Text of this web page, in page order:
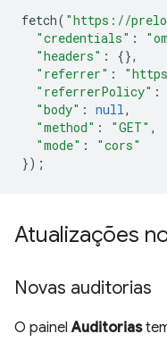
fetch( "https://
"credentials" :
"headers" :
{},
"referrer" :
"referrerPolicy" :
"body" : null,
"method" : "GET" ,
"mode" :
"cors"
});
Atualizações
Novas auditorias
O painelAuditorias